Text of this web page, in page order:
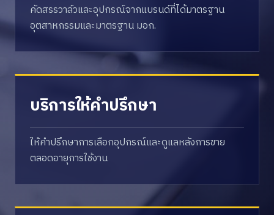
คัดสรรวาล์วและอุปกรณ์จากแบรนด์ที่ได้มาตรฐาน
อุตสาหกรรมและมาตรฐาน มอก.
บริการให้คำปรึกษา
ให้คำปรึกษาการเลือกอุปกรณ์และดูแลหลังการขาย
ตลอดอายุการใช้งาน